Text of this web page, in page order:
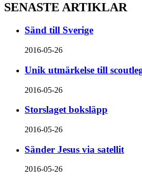
SENASTE ARTIKLAR
Sänd till Sverige
2016-05-26
Unik utmärkelse till
2016-05-26
Storslaget boksläpp
2016-05-26
Sänder Jesus via satellit
2016-05-26